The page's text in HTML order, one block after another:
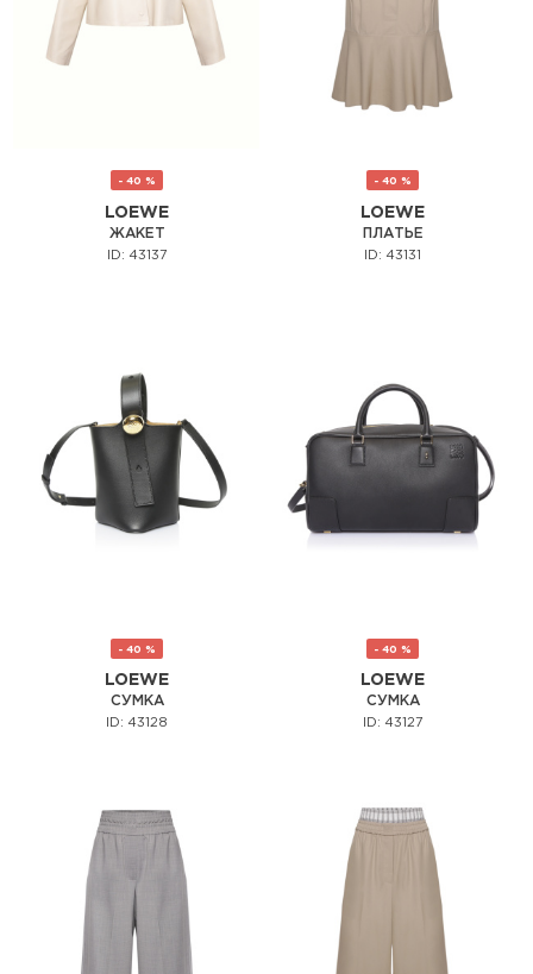
- 40 %
LOEWE
ЖАКЕТ
ID: 43137
- 40 %
LOEWE
ПЛАТЬЕ
ID: 43131
- 40 %
LOEWE
СУМКА
ID: 43128
- 40 %
LOEWE
СУМКА
ID: 43127